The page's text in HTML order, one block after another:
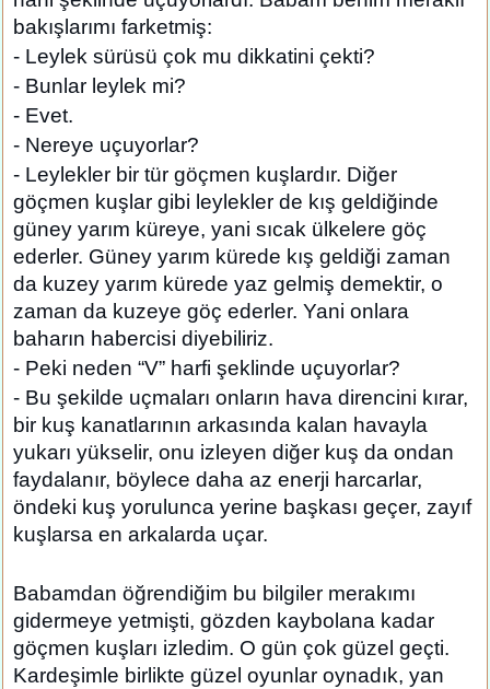
bakışlarımı farketmiş:
- Leylek sürüsü çok mu dikkatini çekti?
- Bunlar leylek mi?
- Evet.
- Nereye uçuyorlar?
- Leylekler bir tür göçmen kuşlardır. Diğer
göçmen kuşlar gibi leylekler de kış geldiğinde
güney yarım küreye, yani sıcak ülkelere göç
ederler. Güney yarım kürede kış geldiği zaman
da kuzey yarım kürede yaz gelmiş demektir, o
zaman da kuzeye göç ederler. Yani onlara
baharın habercisi diyebiliriz.
- Peki neden “V” harfi şeklinde uçuyorlar?
- Bu şekilde uçmaları onların hava direncini kırar,
bir kuş kanatlarının arkasında kalan havayla
yukarı yükselir, onu izleyen diğer kuş da ondan
faydalanır, böylece daha az enerji harcarlar,
öndeki kuş yorulunca yerine başkası geçer, zayıf
kuşlarsa en arkalarda uçar.
Babamdan öğrendiğim bu bilgiler merakımı
gidermeye yetmişti, gözden kaybolana kadar
göçmen kuşları izledim. O gün çok güzel geçti.
Kardeşimle birlikte güzel oyunlar oynadık, yan